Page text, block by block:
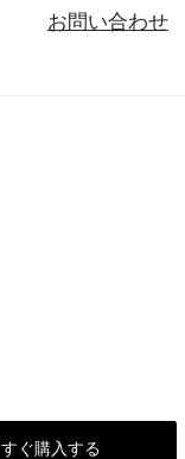
お問い合わせ
すぐ購入する